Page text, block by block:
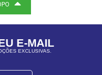
E-MAIL
EXCLUSIVAS.